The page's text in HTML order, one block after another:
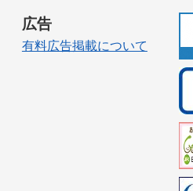
広告
有料広告掲載について